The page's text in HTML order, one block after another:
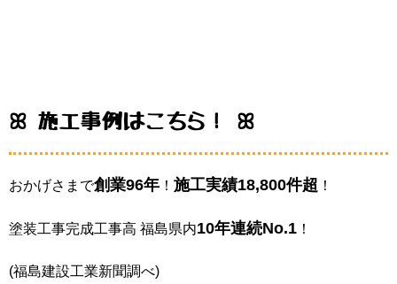
ꕤ 施工事例はこちら！ ꕤ
おかげさまで創業96年 ！ 施工実績18,800件超 ！
塗装工事完成工事高 福島県内10年連続No.1 ！
(福島建設工業新聞調べ)